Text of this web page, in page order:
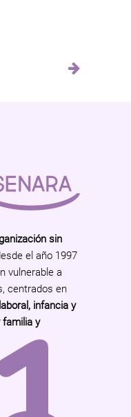
sin
el año 1997
vulnerable a
centrados en
infancia y
familia y